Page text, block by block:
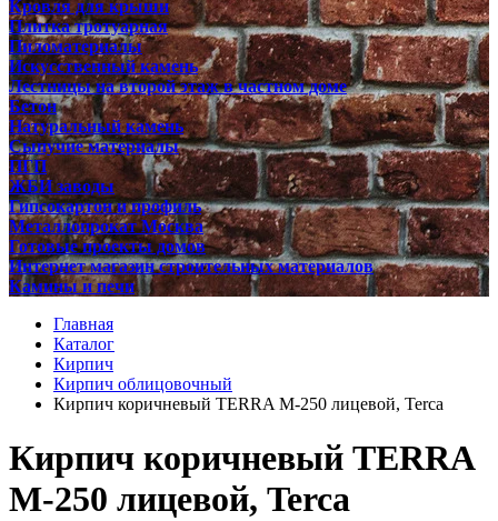
Кровля для крыши
Плитка тротуарная
Пиломатериалы
Искусственный камень
Лестницы на второй этаж в частном доме
Бетон
Натуральный камень
Сыпучие материалы
ПГП
ЖБИ заводы
Гипсокартон и профиль
Металлопрокат Москва
Готовые проекты домов
Интернет магазин строительных материалов
Камины и печи
Главная
Каталог
Кирпич
Кирпич облицовочный
Кирпич коричневый TERRA М-250 лицевой, Terca
Кирпич коричневый TERRA
М-250 лицевой, Terca